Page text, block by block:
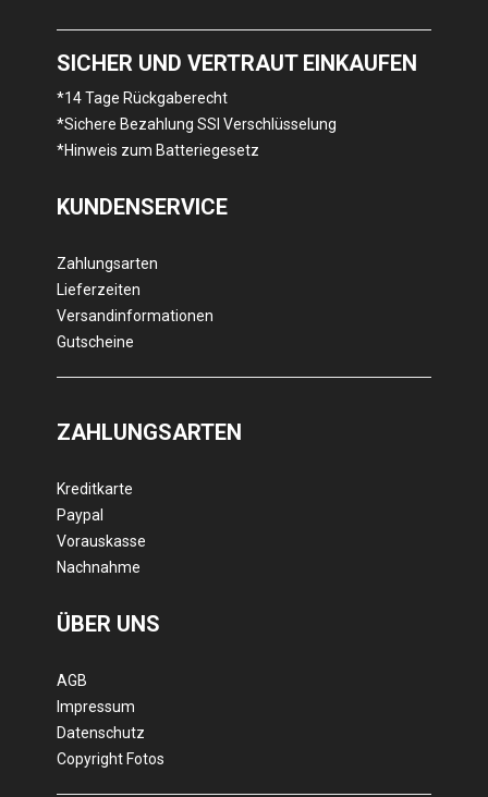
SICHER UND VERTRAUT EINKAUFEN
*14 Tage Rückgaberecht
*Sichere Bezahlung SSl Verschlüsselung
*Hinweis zum Batteriegesetz
KUNDENSERVICE
Zahlungsarten
Lieferzeiten
Versandinformationen
Gutscheine
ZAHLUNGSARTEN
Kreditkarte
Paypal
Vorauskasse
Nachnahme
ÜBER UNS
AGB
Impressum
Datenschutz
Copyright Fotos